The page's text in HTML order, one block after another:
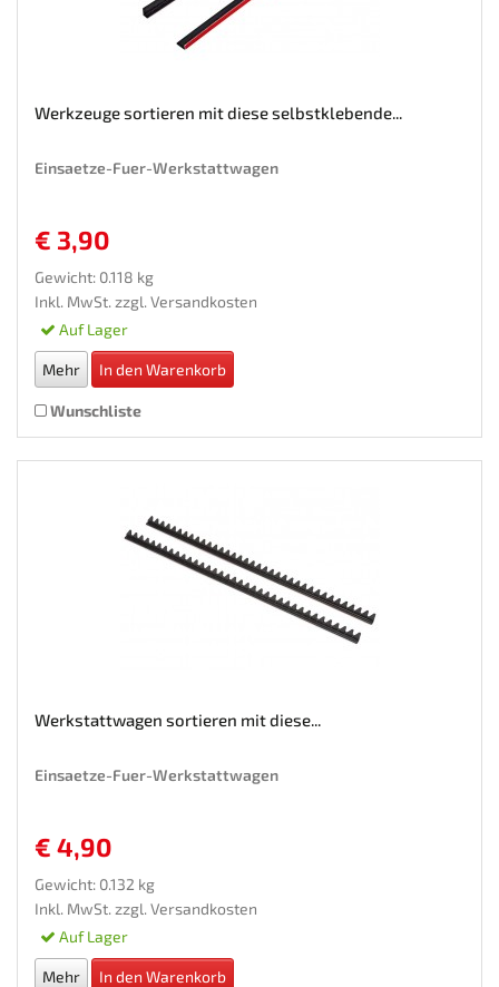
Werkzeuge sortieren mit diese selbstklebende...
Einsaetze-Fuer-Werkstattwagen
€ 3,90
Gewicht: 0.118 kg
Inkl. MwSt. zzgl. Versandkosten
Auf Lager
Mehr In den Warenkorb
Wunschliste
Werkstattwagen sortieren mit diese...
Einsaetze-Fuer-Werkstattwagen
€ 4,90
Gewicht: 0.132 kg
Inkl. MwSt. zzgl. Versandkosten
Auf Lager
Mehr In den Warenkorb